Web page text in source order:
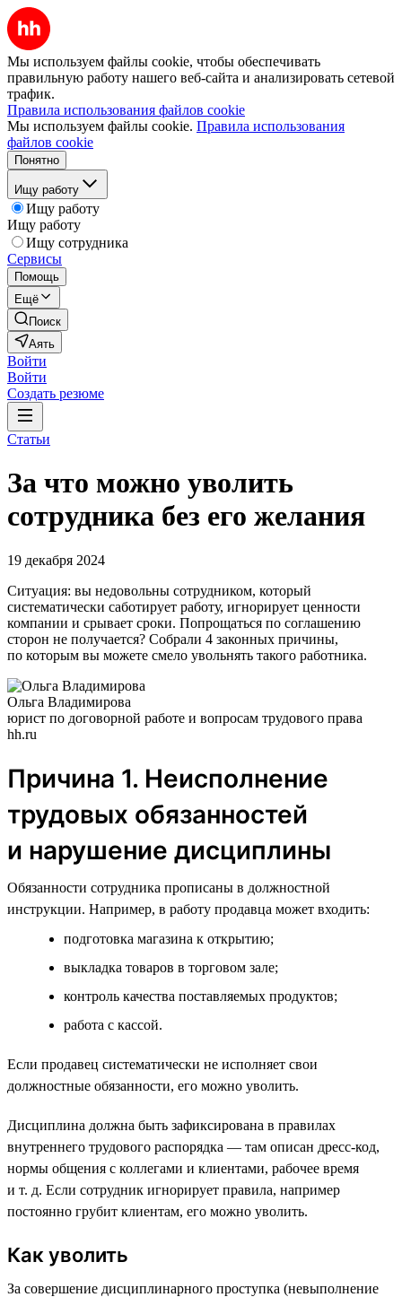
Мы используем файлы cookie, чтобы обеспечивать
правильную работу нашего веб-сайта и анализировать сетевой
трафик.
Правила использования файлов cookie
Мы используем файлы cookie. Правила использования
файлов cookie
Понятно
Ищу работу
Ищу работу
Ищу работу
Ищу сотрудника
Сервисы
Помощь
Ещё
Поиск
Аять
Войти
Войти
Создать резюме
Статьи
За что можно уволить
сотрудника без его желания
19 декабря 2024
Ситуация: вы недовольны сотрудником, который
систематически саботирует работу, игнорирует ценности
компании и срывает сроки. Попрощаться по соглашению
сторон не получается? Собрали 4 законных причины,
по которым вы можете смело увольнять такого работника.
Ольга Владимирова
юрист по договорной работе и вопросам трудового права
hh.ru
Причина 1. Неисполнение
трудовых обязанностей
и нарушение дисциплины
Обязанности сотрудника прописаны в должностной
инструкции. Например, в работу продавца может входить:
подготовка магазина к открытию;
выкладка товаров в торговом зале;
контроль качества поставляемых продуктов;
работа с кассой.
Если продавец систематически не исполняет свои
должностные обязанности, его можно уволить.
Дисциплина должна быть зафиксирована в правилах
внутреннего трудового распорядка — там описан дресс-код,
нормы общения с коллегами и клиентами, рабочее время
и т. д. Если сотрудник игнорирует правила, например
постоянно грубит клиентам, его можно уволить.
Как уволить
За совершение дисциплинарного проступка (невыполнение